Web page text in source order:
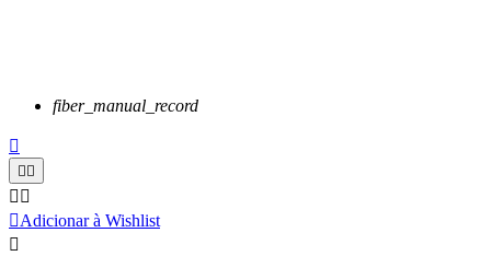
fiber_manual_record

 
 
Adicionar à Wishlist
